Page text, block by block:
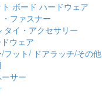
ボード ハードウェア
・ファスナー
タイ・アクセサリー
ウェア
/フット/ ドアラッチ/その他
サー